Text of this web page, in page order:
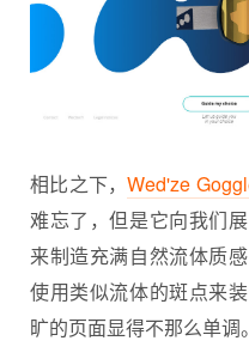
相比之下，Wed'ze
难忘了，但是它向我们
来制造充满自然流体质
使用类似流体的斑点来
旷的页面显得不那么单调。